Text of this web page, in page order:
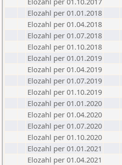
Elozahl per 01.01.2018
Elozahl per 01.04.2018
Elozahl per 01.07.2018
Elozahl per 01.10.2018
Elozahl per 01.01.2019
Elozahl per 01.04.2019
Elozahl per 01.07.2019
Elozahl per 01.10.2019
Elozahl per 01.01.2020
Elozahl per 01.04.2020
Elozahl per 01.07.2020
Elozahl per 01.10.2020
Elozahl per 01.01.2021
Elozahl per 01.04.2021